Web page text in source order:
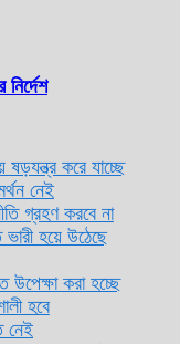
করে যাচ্ছে
নেই
গ্রহণ করবে না
হয়ে উঠেছে
উপেক্ষা করা হচ্ছে
হবে
নেই